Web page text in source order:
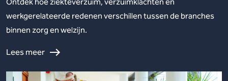
werkgerelateerde redenen verschillen tussen de branches
binnen zorg en welzijn.
Lees meer